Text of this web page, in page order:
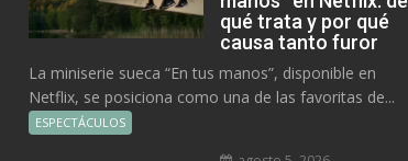
qué trata y por qué
causa tanto furor
La miniserie sueca “En tus manos”, disponible en
Netflix, se posiciona como una de las favoritas de...
ESPECTÁCULOS